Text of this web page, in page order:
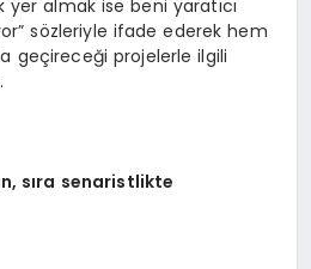
almak ise beni yaratıcı
sözleriyle ifade ederek hem
geçireceği projelerle ilgili
sıra senaristlikte